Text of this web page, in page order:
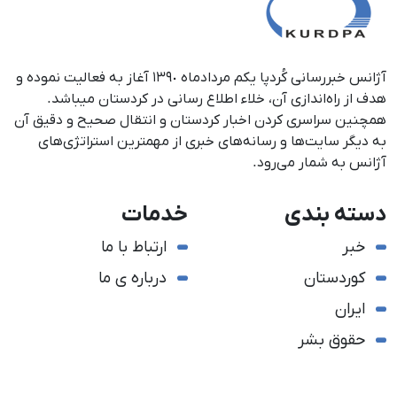
آژانس خبررسانی کُردپا یکم مردادماه ١٣٩٠ آغاز به فعالیت نموده و
هدف از راه‌اندازی آن، خلاء اطلاع رسانی در کردستان می‎باشد.
همچنین سراسری کردن اخبار کردستان و انتقال صحیح و دقیق آن
به دیگر سایت‌ها و رسانه‌های خبری از مهمترین استراتژی‌های
آژانس به شمار می‌رود.
دسته بندی
خبر
کوردستان
ایران
حقوق بشر
خدمات
ارتباط با ما
درباره ی ما